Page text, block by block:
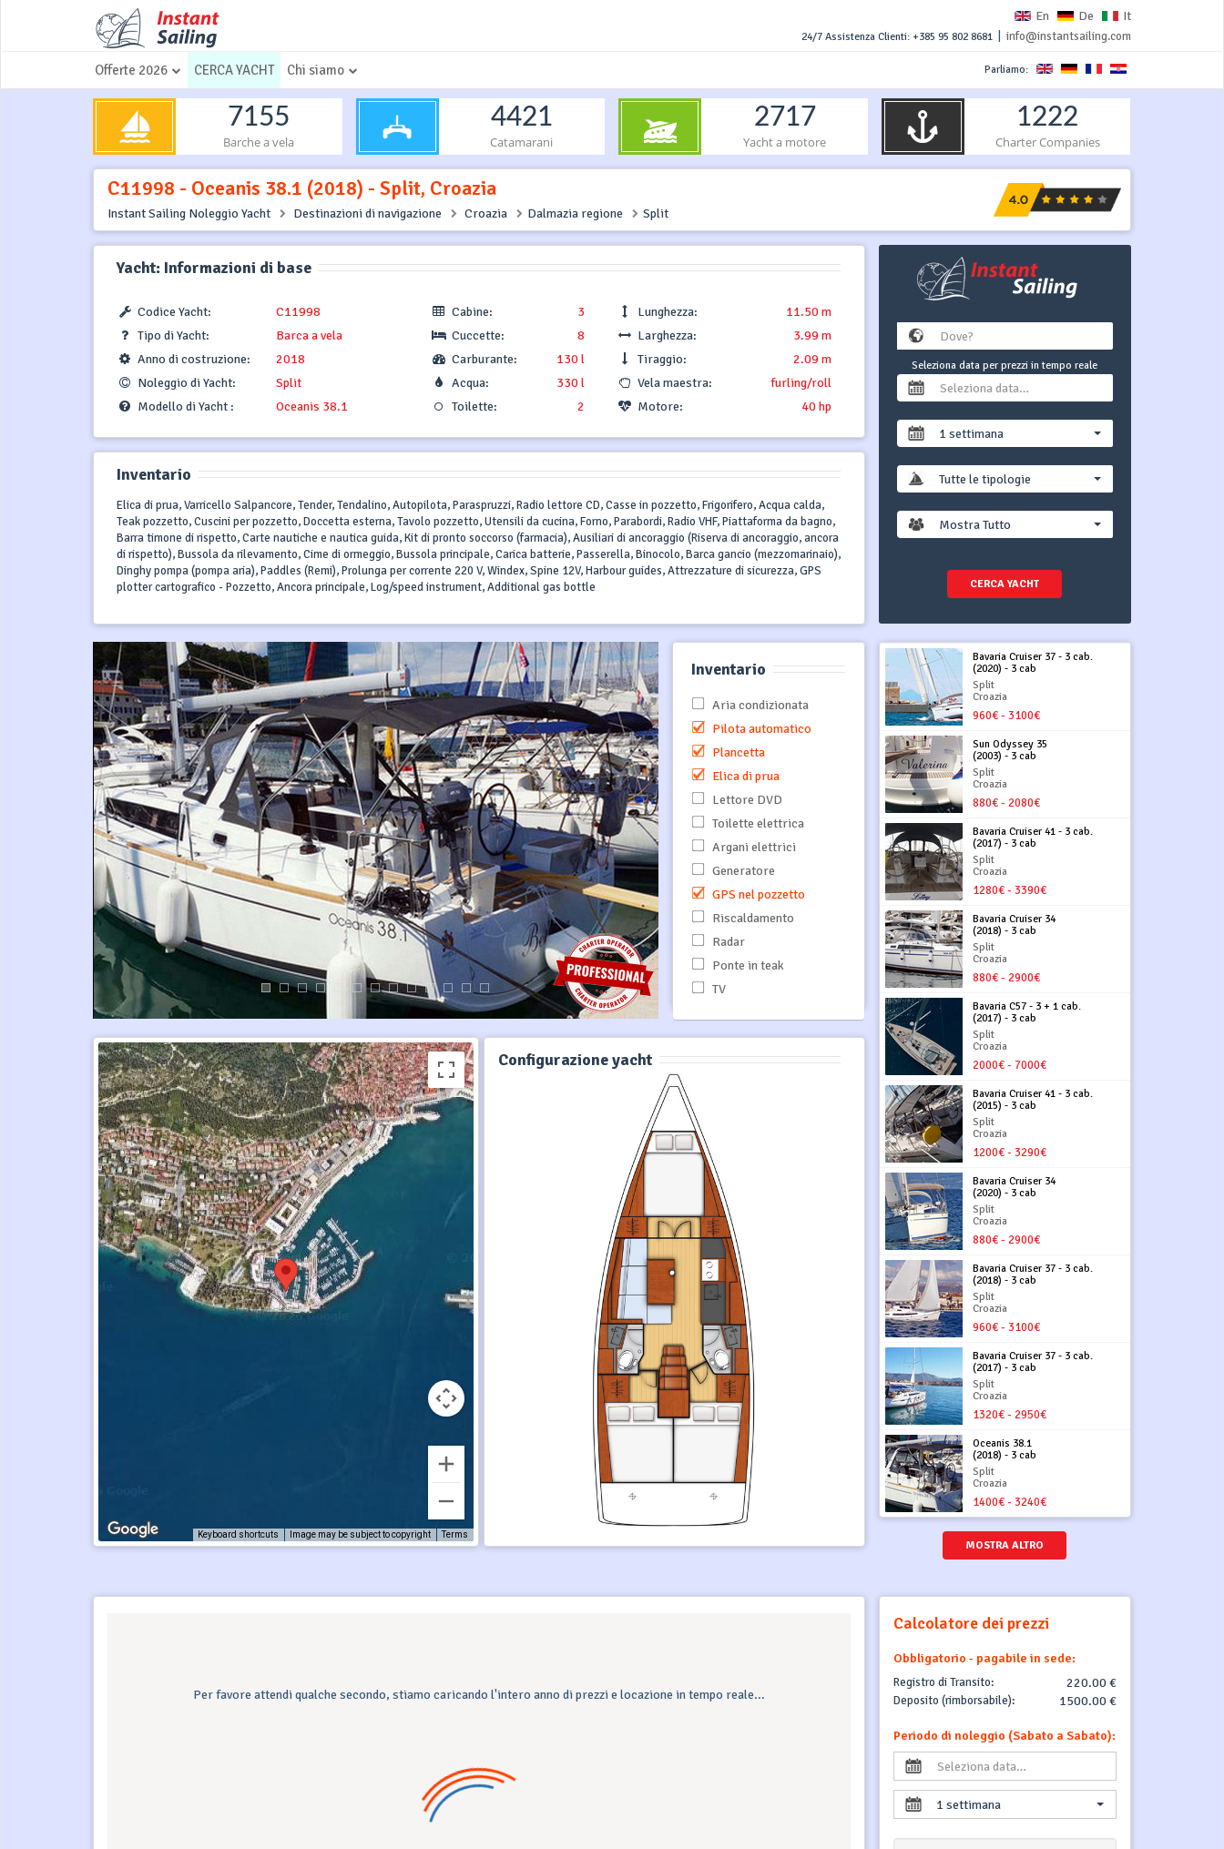
En De It
24/7 Assistenza Clienti: +385 95 802 8681 info@instantsailing.com
Parliamo:
Offerte 2026 CERCA YACHT Chi siamo
7155
Barche a vela
4421
Catamarani
2717
Yacht a motore
1222
Charter Companies
C11998 - Oceanis 38.1 (2018) - Split, Croazia
Instant Sailing Noleggio Yacht Destinazioni di navigazione Croazia Dalmazia regione Split
Yacht: Informazioni di base
Codice Yacht:
C11998
Tipo di Yacht:
Barca a vela
Anno di costruzione:
2018
Noleggio di Yacht:
Split
Modello di Yacht :
Oceanis 38.1
Cabine:
3
Cuccette:
8
Carburante:
130 l
Acqua:
330 l
Toilette:
2
Lunghezza:
11.50 m
Larghezza:
3.99 m
Tiraggio:
2.09 m
Vela maestra:
furling/roll
Motore:
40 hp
Inventario
Elica di prua, Varricello Salpancore, Tender, Tendalino, Autopilota, Paraspruzzi, Radio lettore CD, Casse in pozzetto, Frigorifero, Acqua calda,
Teak pozzetto, Cuscini per pozzetto, Doccetta esterna, Tavolo pozzetto, Utensili da cucina, Forno, Parabordi, Radio VHF, Piattaforma da bagno,
Barra timone di rispetto, Carte nautiche e nautica guida, Kit di pronto soccorso (farmacia), Ausiliari di ancoraggio (Riserva di ancoraggio, ancora
di rispetto), Bussola da rilevamento, Cime di ormeggio, Bussola principale, Carica batterie, Passerella, Binocolo, Barca gancio (mezzomarinaio),
Dinghy pompa (pompa aria), Paddles (Remi), Prolunga per corrente 220 V, Windex, Spine 12V, Harbour guides, Attrezzature di sicurezza, GPS
plotter cartografico - Pozzetto, Ancora principale, Log/speed instrument, Additional gas bottle
Seleziona data per prezzi in tempo reale
1 settimana
Tutte le tipologie
Mostra Tutto
CERCA YACHT
Inventario
Aria condizionata
Pilota automatico
Plancetta
Elica di prua
Lettore DVD
Toilette elettrica
Argani elettrici
Generatore
GPS nel pozzetto
Riscaldamento
Radar
Ponte in teak
TV
Keyboard shortcuts Image may be subject to copyright Terms
Configurazione yacht
Bavaria Cruiser 37 - 3 cab.
(2020) - 3 cab
Split
Croazia
960€ - 3100€
Sun Odyssey 35
(2003) - 3 cab
Split
Croazia
880€ - 2080€
Bavaria Cruiser 41 - 3 cab.
(2017) - 3 cab
Split
Croazia
1280€ - 3390€
Bavaria Cruiser 34
(2018) - 3 cab
Split
Croazia
880€ - 2900€
Bavaria C57 - 3 + 1 cab.
(2017) - 3 cab
Split
Croazia
2000€ - 7000€
Bavaria Cruiser 41 - 3 cab.
(2015) - 3 cab
Split
Croazia
1200€ - 3290€
Bavaria Cruiser 34
(2020) - 3 cab
Split
Croazia
880€ - 2900€
Bavaria Cruiser 37 - 3 cab.
(2018) - 3 cab
Split
Croazia
960€ - 3100€
Bavaria Cruiser 37 - 3 cab.
(2017) - 3 cab
Split
Croazia
1320€ - 2950€
Oceanis 38.1
(2018) - 3 cab
Split
Croazia
1400€ - 3240€
MOSTRA ALTRO
Per favore attendi qualche secondo, stiamo caricando l'intero anno di prezzi e locazione in tempo reale...
Calcolatore dei prezzi
Obbligatorio - pagabile in sede:
Registro di Transito: 220.00 €
Deposito (rimborsabile): 1500.00 €
Periodo di noleggio (Sabato a Sabato):
1 settimana